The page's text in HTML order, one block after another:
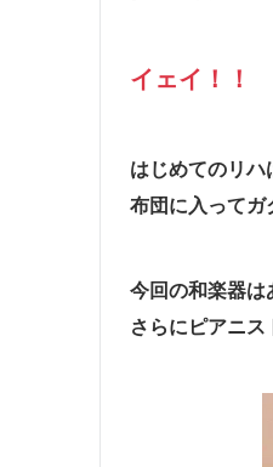
イェイ！！
はじめてのリハ
布団に入ってガ
今回の和楽器は
さらにピアニ